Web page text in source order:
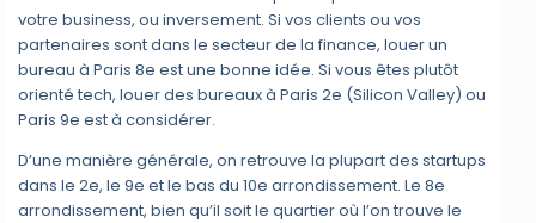
votre business, ou inversement. Si vos clients ou vos
partenaires sont dans le secteur de la finance, louer un
bureau à Paris 8e est une bonne idée. Si vous êtes plutôt
orienté tech, louer des bureaux à Paris 2e (Silicon Valley) ou
Paris 9e est à considérer.
D’une manière générale, on retrouve la plupart des startups
dans le 2e, le 9e et le bas du 10e arrondissement. Le 8e
arrondissement, bien qu’il soit le quartier où l’on trouve le